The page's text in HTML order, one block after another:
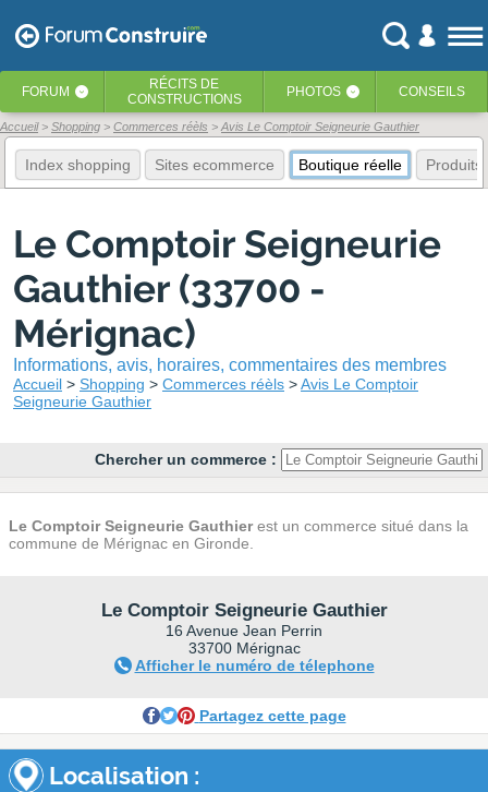
FORUM ‹ RÉCITS DE
CONSTRUCTIONS
PHOTOS ‹ CONSEILS
Accueil Shopping Commerces réèls Avis Le Comptoir Seigneurie Gauthier
Index shopping Sites ecommerce Boutique réelle Produits
Le Comptoir Seigneurie
Gauthier (33700 -
Mérignac)
Informations, avis, horaires, commentaires des membres
Accueil Shopping Commerces réèls
Avis Le Comptoir
Seigneurie Gauthier
Chercher un commerce :
Le Comptoir Seigneurie Gauthierest un commerce situé dans la
commune de Mérignac en Gironde.
Le Comptoir Seigneurie Gauthier
16 Avenue Jean Perrin
33700 Mérignac
Afficher le numéro de télephone
Partagez cette page
Localisation :